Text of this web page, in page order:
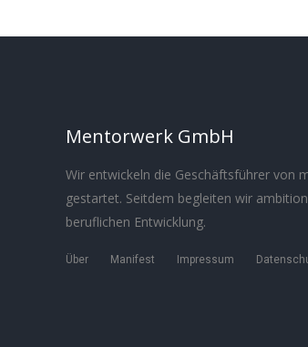
Mentorwerk GmbH
Wir entwickeln die Geschäftsführer von
gestartet. Seitdem begleiten wir
beruflichen Entwicklung.
Über Manifest Impressum